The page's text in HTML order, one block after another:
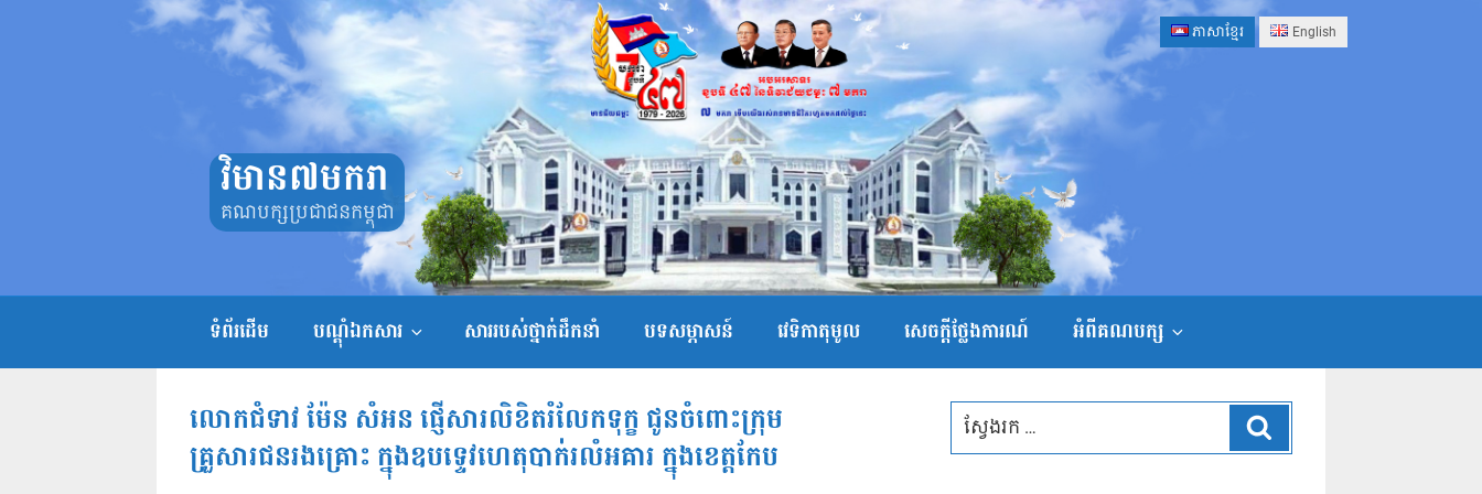
ភាសាខ្មែរ English
វិមាន៧មករា
គណបក្សប្រជាជនកម្ពុជា
ទំព័រដើម បណ្តុំឯកសារ សាររបស់ថ្នាក់ដឹកនាំ បទសម្ភាសន៍ វេទិកាតុមូល សេចក្ដីថ្លែងការណ៍ អំពីគណបក្ស
លោកជំទាវ ម៉ែន សំអន ផ្ញើសារលិខិតរំលែកទុក្ខ ជូនចំពោះក្រុម
គ្រួសារជនរងគ្រោះ ក្នុងឧបទ្ទេវហេតុបាក់រលំអគារ ក្នុងខេត្តកែប